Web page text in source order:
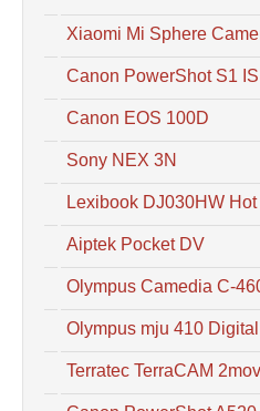
Xiaomi Mi Sphere
Canon PowerShot S1 IS
Canon EOS 100D
Sony NEX 3N
Lexibook DJ030HW
Aiptek Pocket DV
Olympus Camedia C-
Olympus mju 410 Digital
Terratec TerraCAM